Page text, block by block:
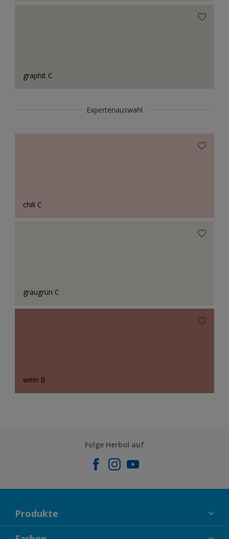
graphit C
Expertenauswahl
chili C
graugrün C
wein B
Folge Herbol auf
Produkte
FASSADENFARBEN